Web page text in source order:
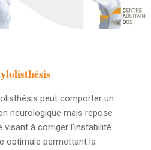
peut comporter un
neurologique mais repose
à corriger l’instabilité.
optimale permettant la